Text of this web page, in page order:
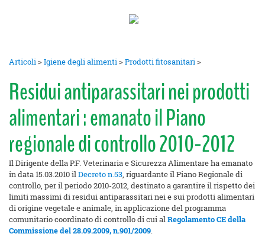
Articoli>Igiene degli alimenti>Prodotti fitosanitari>
Residui antiparassitari nei prodotti
alimentari : emanato il Piano
regionale di controllo 2010-2012
Il Dirigente della P.F. Veterinaria e Sicurezza Alimentare ha emanato
in data 15.03.2010 ilDecreto n.53, riguardante il Piano Regionale di
controllo, per il periodo 2010-2012, destinato a garantire il rispetto dei
limiti massimi di residui antiparassitari nei e sui prodotti alimentari
di origine vegetale e animale, in applicazione del programma
comunitario coordinato di controllo di cui alRegolamento CE della
Commissione del 28.09.2009, n.901/2009.